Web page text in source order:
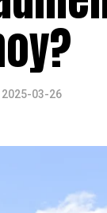
2025-03-26